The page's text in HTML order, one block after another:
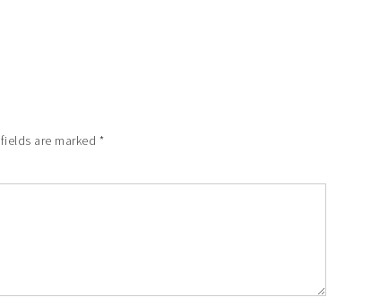
are marked *